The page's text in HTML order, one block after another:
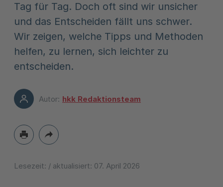
Tag für Tag. Doch oft sind wir unsicher
und das Entscheiden fällt uns schwer.
Wir zeigen, welche Tipps und Methoden
helfen, zu lernen, sich leichter zu
entscheiden.
Autor: hkk Redaktionsteam
Lesezeit: / aktualisiert: 07. April 2026